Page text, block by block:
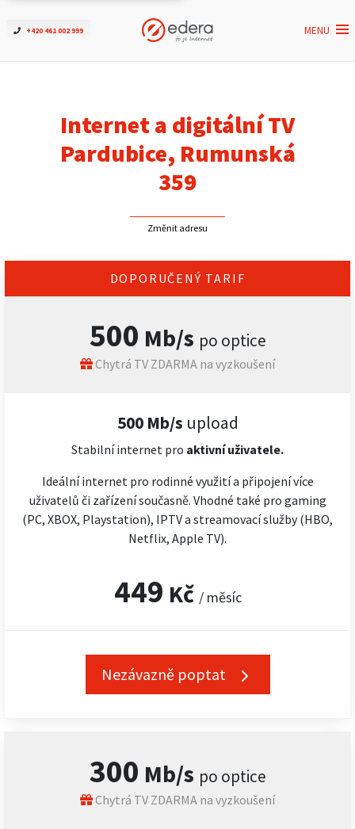
+420 461 002 999 MENU
Ověřit dostupnost
ČEZNET TV
Kontakt
Internet a digitální TV
Pardubice, Rumunská
359
Změnit adresu
300 Mb/s po optice
Chytrá TV ZDARMA na vyzkoušení
DOPORUČENÝ TARIF
500 Mb/s po optice
Chytrá TV ZDARMA na vyzkoušení
500 Mb/s upload
Stabilní internet pro aktivní uživatele.
Ideální internet pro rodinné využití a připojení více
uživatelů či zařízení současně. Vhodné také pro gaming
(PC, XBOX, Playstation), IPTV a streamovací služby (HBO,
Netflix, Apple TV).
449 Kč / měsíc
Nezávazně poptat